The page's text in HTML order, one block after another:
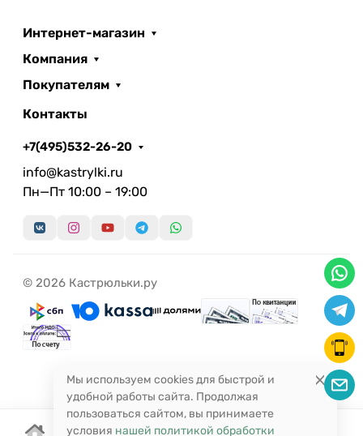
Интернет-магазин
Компания
Покупателям
Контакты
+7(495)532-26-20
info@kastrylki.ru
Пн—Пт 10:00 – 19:00
© 2026 Кастрюльки.ру
Мы используем cookies для быстрой и
удобной работы сайта. Продолжая
пользоваться сайтом, вы принимаете
условия нашей политикой обработки